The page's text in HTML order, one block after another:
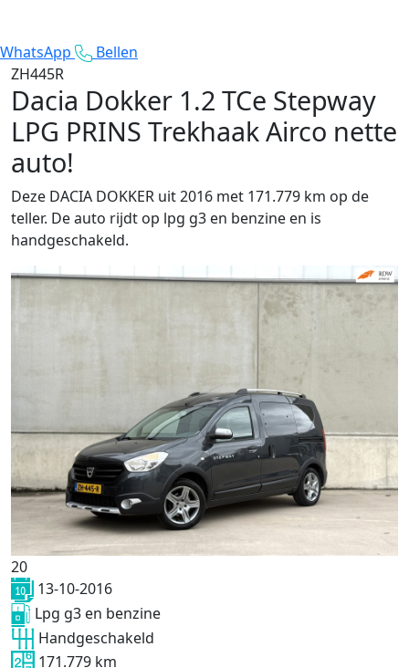
WhatsApp
Bellen
ZH445R
Dacia Dokker 1.2 TCe Stepway
LPG PRINS Trekhaak Airco nette
auto!
Deze DACIA DOKKER uit 2016 met 171.779 km op de
teller. De auto rijdt op lpg g3 en benzine en is
handgeschakeld.
20
13-10-2016
Lpg g3 en benzine
Handgeschakeld
171.779 km